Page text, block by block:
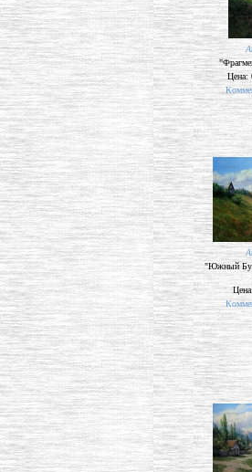
Цена:
"Южный
Цена: